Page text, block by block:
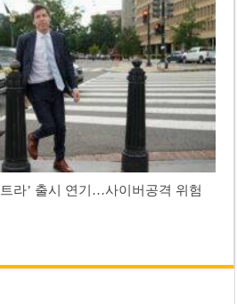
라’ 출시 연기…사이버공격 위험